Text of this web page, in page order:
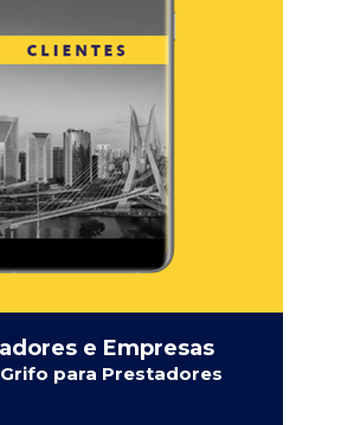
e Empresas
Grifo para Prestadores